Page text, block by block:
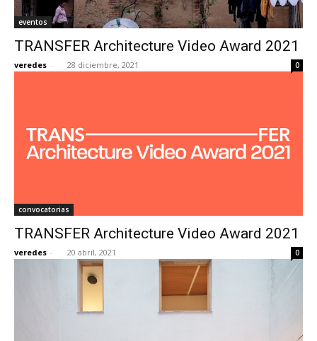
eventos
TRANSFER Architecture Video Award 2021
veredes - 28 diciembre, 2021 0
convocatorias
TRANSFER Architecture Video Award 2021
veredes - 20 abril, 2021 0